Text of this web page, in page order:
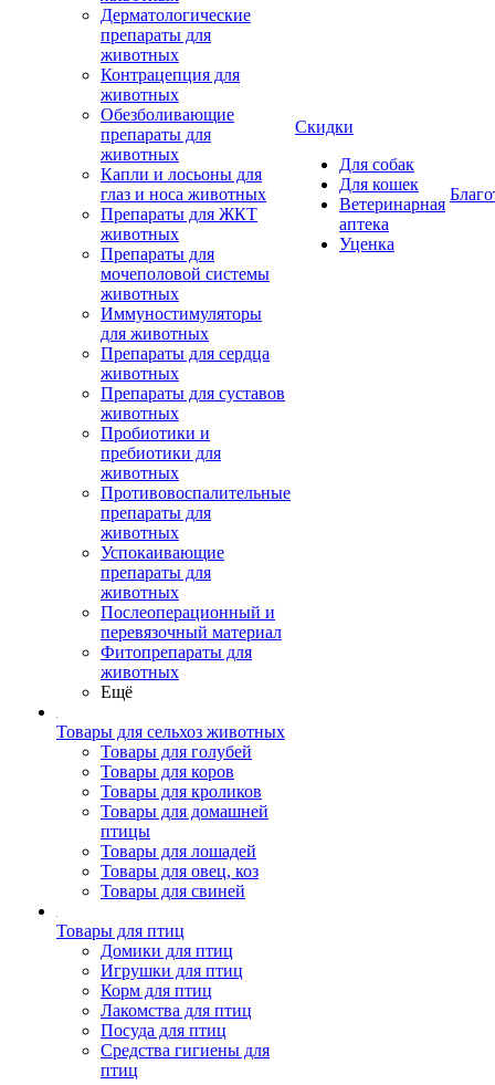
Дерматологические
препараты для
животных
Контрацепция для
животных
Обезболивающие
препараты для
животных
Капли и лосьоны для
глаз и носа животных
Препараты для ЖКТ
животных
Препараты для
мочеполовой системы
животных
Иммуностимуляторы
для животных
Препараты для сердца
животных
Препараты для суставов
животных
Пробиотики и
пребиотики для
животных
Противовоспалительные
препараты для
животных
Успокаивающие
препараты для
животных
Послеоперационный и
перевязочный материал
Фитопрепараты для
животных
Ещё
Товары для сельхоз животных
Товары для голубей
Товары для коров
Товары для кроликов
Товары для домашней
птицы
Товары для лошадей
Товары для овец, коз
Товары для свиней
Товары для птиц
Домики для птиц
Игрушки для птиц
Корм для птиц
Лакомства для птиц
Посуда для птиц
Средства гигиены для
птиц
Скидки
Для собак
Для кошек
Ветеринарная
аптека
Уценка